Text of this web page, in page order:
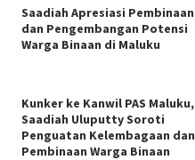
Saadiah Apresiasi Pembinaan
dan Pengembangan Potensi
Warga Binaan di Maluku
Kunker ke Kanwil PAS Maluku,
Saadiah Uluputty Soroti
Penguatan Kelembagaan dan
Pembinaan Warga Binaan